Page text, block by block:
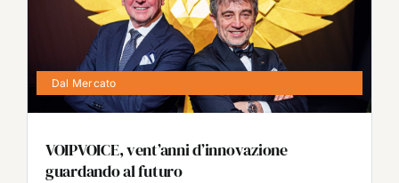
Dal Mercato
VOIPVOICE, vent’anni d’innovazione
guardando al futuro